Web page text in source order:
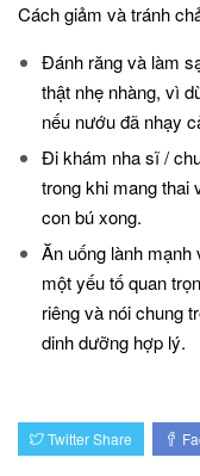
Cách giảm và tránh
Đánh răng và làm
thật nhẹ nhàng, vì
nếu nướu đã nhạy
Đi khám nha sĩ /
trong khi mang thai
con bú xong.
Ăn uống lành
một yếu tố quan
riêng và nói chung
dinh dưỡng hợp lý.
Twitter Share